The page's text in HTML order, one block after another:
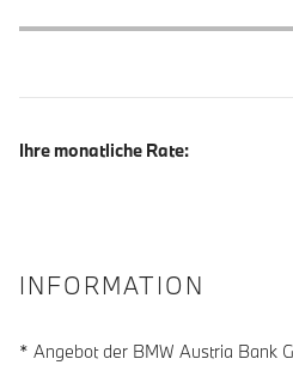
Zielrate / Restbetrag
Ihre monatliche Rate:
INFORMATION
* Angebot der BMW Austria Bank